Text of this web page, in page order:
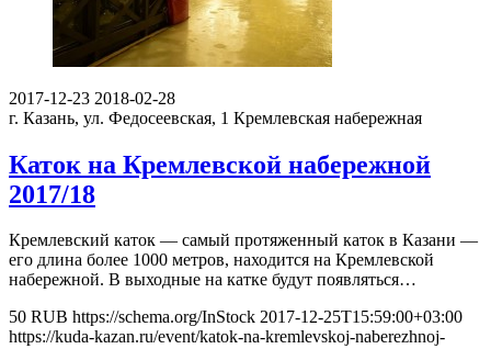
2017-12-23 2018-02-28
г. Казань, ул. Федосеевская, 1 Кремлевская набережная
Каток на Кремлевской набережной
2017/18
Кремлевский каток — самый протяженный каток в Казани —
его длина более 1000 метров, находится на Кремлевской
набережной. В выходные на катке будут появляться…
50 RUB https://schema.org/InStock 2017-12-25T15:59:00+03:00
https://kuda-kazan.ru/event/katok-na-kremlevskoj-naberezhnoj-